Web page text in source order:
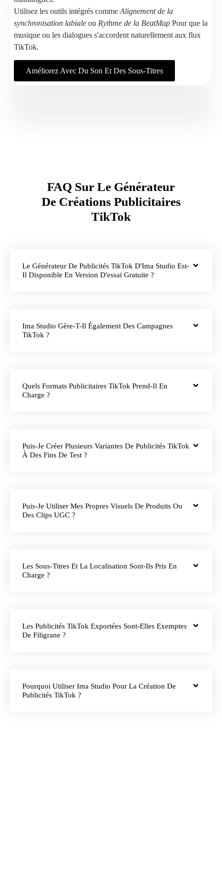
Utilisez les outils intégrés comme Alignement de la
synchronisation labiale ou Rythme de la BeatMap Pour que la
musique ou les dialogues s'accordent naturellement aux flux
TikTok.
Améliorez Avec Du Son Et Des Sous-Titres
FAQ Sur Le Générateur
De Créations Publicitaires
TikTok
Le Générateur De Publicités TikTok D'Ima Studio Est-
Il Disponible En Version D'essai Gratuite ?
Ima Studio Gère-T-Il Également Des Campagnes
TikTok ?
Quels Formats Publicitaires TikTok Prend-Il En
Charge ?
Puis-Je Créer Plusieurs Variantes De Publicités TikTok
À Des Fins De Test ?
Puis-Je Utiliser Mes Propres Visuels De Produits Ou
Des Clips UGC ?
Les Sous-Titres Et La Localisation Sont-Ils Pris En
Charge ?
Les Publicités TikTok Exportées Sont-Elles Exemptes
De Filigrane ?
Pourquoi Utiliser Ima Studio Pour La Création De
Publicités TikTok ?